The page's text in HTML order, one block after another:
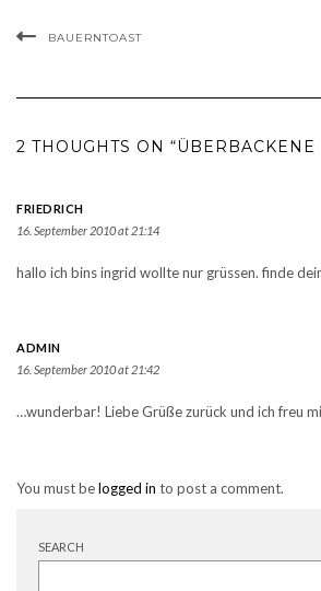
BAUERNTOAST
2 THOUGHTS ON
FRIEDRICH
16. September 2010 at 21:14
hallo ich bins ingrid wollte nur grüssen. finde
ADMIN
16. September 2010 at 21:42
…wunderbar! Liebe Grüße zurück und ich freu
You must belogged in to post a comment.
SEARCH